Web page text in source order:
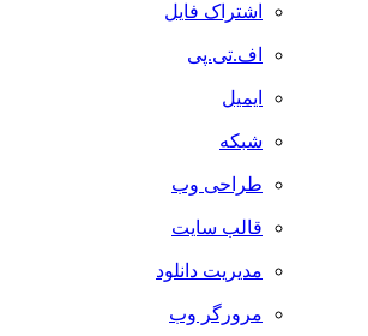
اشتراک فایل
اف.تی.پی
ایمیل
شبکه
طراحی وب
قالب سایت
مدیریت دانلود
مرورگر وب